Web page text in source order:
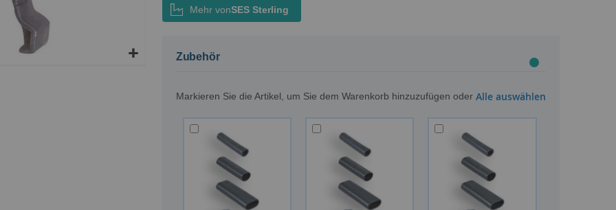
Mehr vonSES Sterling
Zubehör
Markieren Sie die Artikel, um Sie dem Warenkorb hinzuzufügen oder Alle auswählen